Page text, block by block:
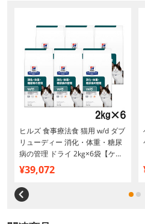
ヒルズ 食事療法食 猫用 w/d ダブ
リューディー 消化・体重・糖尿
病の管理 ドライ 2kg×6袋【ケー
ス販売】
¥39,072